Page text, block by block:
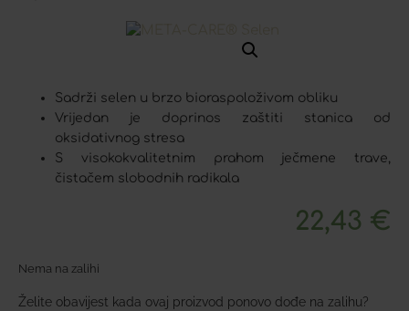
Sadrži selen u brzo bioraspoloživom obliku
Vrijedan je doprinos zaštiti stanica od
oksidativnog stresa
S visokokvalitetnim prahom ječmene trave,
čistačem slobodnih radikala
22,43 €
Nema na zalihi
Želite obavijest kada ovaj proizvod ponovo dođe na zalihu?